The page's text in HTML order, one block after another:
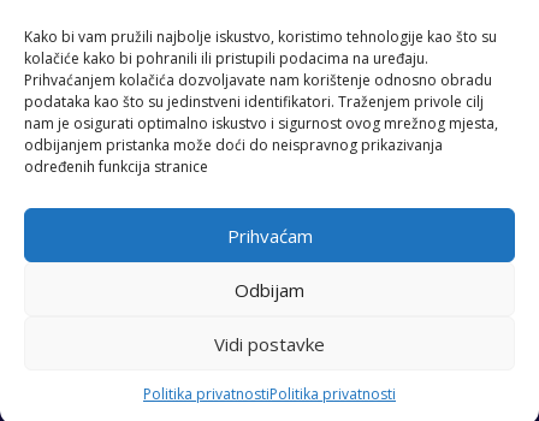
Kako bi vam pružili najbolje iskustvo, koristimo tehnologije kao što su
kolačiće kako bi pohranili ili pristupili podacima na uređaju.
Prihvaćanjem kolačića dozvoljavate nam korištenje odnosno obradu
podataka kao što su jedinstveni identifikatori. Traženjem privole cilj
nam je osigurati optimalno iskustvo i sigurnost ovog mrežnog mjesta,
odbijanjem pristanka može doći do neispravnog prikazivanja
određenih funkcija stranice
Prihvaćam
Odbijam
Vidi postavke
Politika privatnostiPolitika privatnosti
Izradu web stranice sufinancirala je Europska unija iz Europskog
socijalnog fonda.
www.strukturnifondovi.hr www.esf.hr